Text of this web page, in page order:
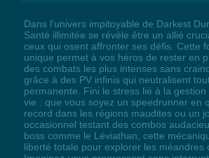
Dans l'univers impitoyable de Darkest
Santé illimitée se révèle être un allié
ceux qui osent affronter ses défis. Cette
unique permet à vos héros de rester en
des combats les plus intenses sans
grâce à des PV infinis qui neutralisent
permanente. Fini le stress lié à la gestion
vie : que vous soyez un speedrunner en
record dans les régions maudites ou un
occasionnel testant des combos
boss comme le Léviathan, cette
liberté totale pour explorer les méandres